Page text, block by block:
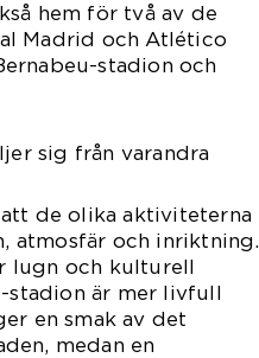
hem för två av de
Madrid och Atlético
stadion och
sig från varandra
de olika aktiviteterna
atmosfär och inriktning.
lugn och kulturell
stadion är mer livfull
en smak av det
medan en